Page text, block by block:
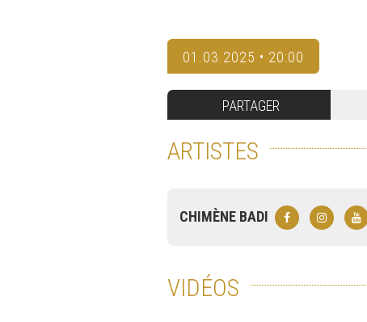
01.03.2025 • 20:00
PARTAGER
ARTISTES
CHIMÈNE BADI
VIDÉOS